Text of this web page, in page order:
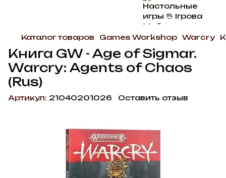
Каталог товаров Games Workshop Warcry
Книга GW - Age of Sigmar.
Warcry: Agents of Chaos
(Rus)
Артикул: 21040201026 Оставить отзыв